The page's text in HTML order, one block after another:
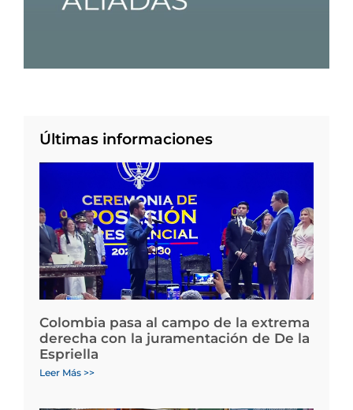
Últimas informaciones
Colombia pasa al campo de la extrema
derecha con la juramentación de De la
Espriella
Leer Más >>